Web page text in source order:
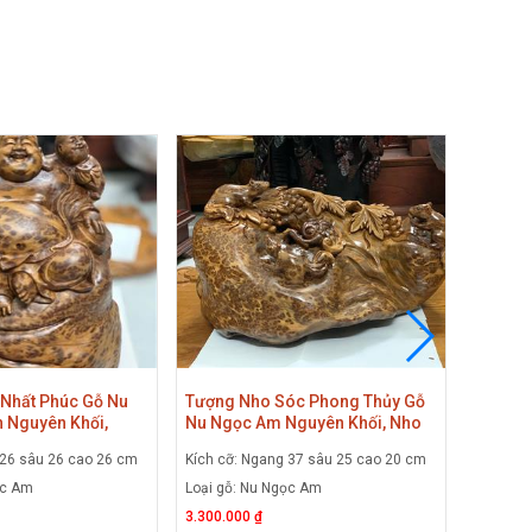
Phúc Gỗ Nu
Nguyên Khối,
sâu 26 cao 26 cm
Am
Tượng Nho Sóc Phong Thủy Gỗ
Nu Ngọc Am Nguyên Khối, Nho
Kích cỡ: Ngang 37 sâu 25 cao 20 cm
Loại gỗ: Nu Ngọc Am
3.300.000 ₫